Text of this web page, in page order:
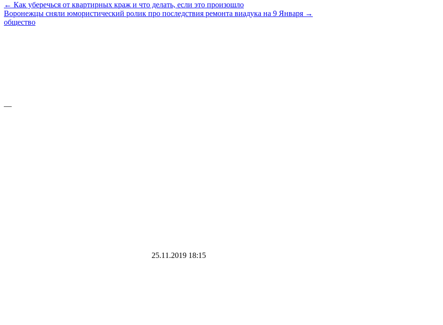
← Как уберечься от квартирных краж и что делать, если это произошло
Воронежцы сняли юмористический ролик про последствия ремонта виадука на 9 Января →
общество
—
25.11.2019 18:15